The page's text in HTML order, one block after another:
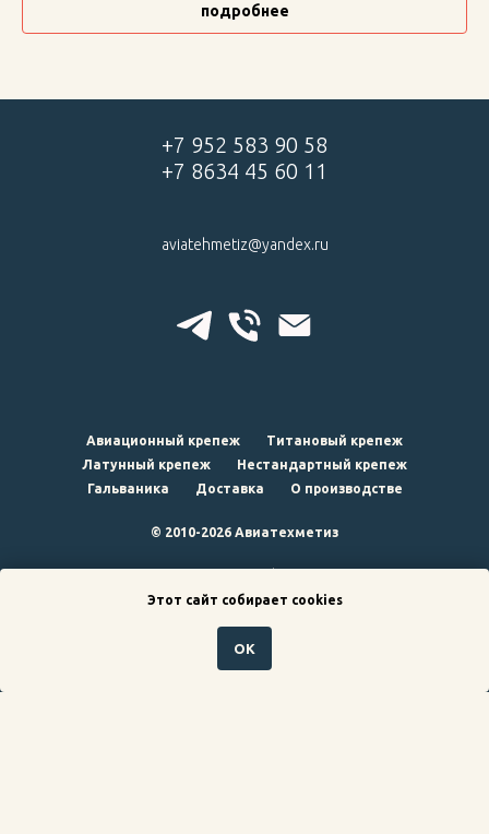
подробнее
+7 952 583 90 58
+7 8634 45 60 11
aviatehmetiz@yandex.ru
Авиационный крепеж
Титановый крепеж
Латунный крепеж
Нестандартный крепеж
Гальваника
Доставка О производстве
© 2010-2026 Авиатехметиз
наверх
Этот сайт собирает cookies
ОК